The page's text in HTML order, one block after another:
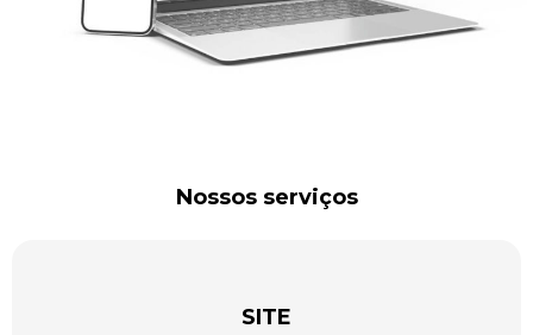
Nossos serviços
SITE